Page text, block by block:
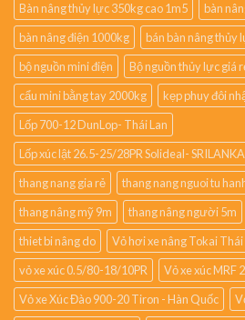
Bàn nâng thủy lực 350kg cao 1m5
bàn
bàn nâng điện 1000kg
bán bàn nâng thủy
bộ nguồn mini điện
Bộ nguồn thủy lực giá
cẩu mini bằng tay 2000kg
kẹp phuy đôi
Lốp 700-12 DunLop- Thái Lan
Lốp xúc lật 26.5-25/28PR Solideal- SRILANKA
thang nang gia rẻ
thang nang nguoi tu
thang nâng mỹ 9m
thang nâng người 5m
thiet bi nâng do
Vỏ hơi xe nâng Tokai
vỏ xe xúc 0.5/80-18/10PR
Vỏ xe xúc MRF
Vỏ xe Xúc Đào 900-20 Tiron - Hàn Quốc